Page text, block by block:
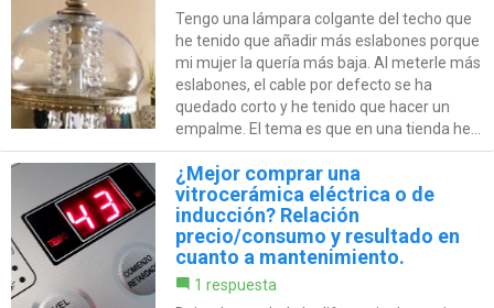
Tengo una lámpara colgante del techo que
he tenido que añadir más eslabones porque
mi mujer la quería más baja. Al meterle más
eslabones, el cable por defecto se ha
quedado corto y he tenido que hacer un
empalme. El tema es que en una tienda he...
¿Mejor comprar una
vitrocerámica eléctrica o de
inducción? Relación
precio/consumo y resultado en
cuanto a mantenimiento.
1 respuesta